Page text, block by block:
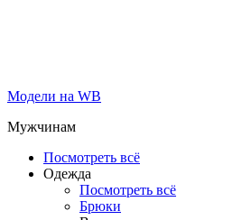
Модели на WB
Мужчинам
Посмотреть всё
Одежда
Посмотреть всё
Брюки